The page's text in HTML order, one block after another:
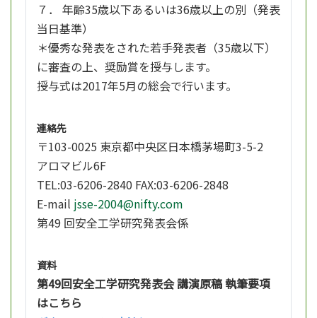
７． 年齢35歳以下あるいは36歳以上の別（発表
当日基準）
＊優秀な発表をされた若手発表者（35歳以下）
に審査の上、奨励賞を授与します。
授与式は2017年5月の総会で行います。
連絡先
〒103-0025 東京都中央区日本橋茅場町3-5-2
アロマビル6F
TEL:03-6206-2840 FAX:03-6206-2848
E-mail jsse-2004@nifty.com
第49 回安全工学研究発表会係
資料
第49回安全工学研究発表会 講演原稿 執筆要項
はこちら